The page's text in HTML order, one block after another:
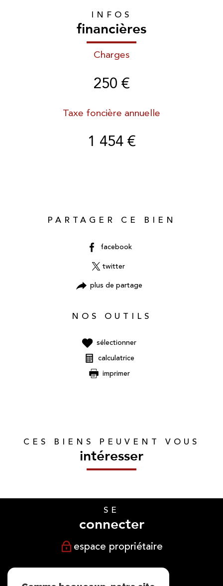
INFOS
financières
Charges
250 €
Taxe foncière annuelle
1 454 €
PARTAGER CE BIEN
facebook
twitter
plus de partage
NOS OUTILS
sélectionner
calculatrice
imprimer
CES BIENS PEUVENT VOUS
intéresser
SE
connecter
espace propriétaire